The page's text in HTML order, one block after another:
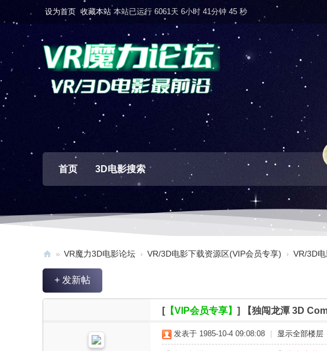
设为首页 收藏本站 本站已运行 6061天 6小时 41分钟 46 秒
首页 3D电影搜索
V
» VR魔力3D电影论坛 › VR/3D电影下载资源区(VIP会员专享) › VR/3D
+ 发新帖
[【VIP会员专享】 ] 【独闯龙潭 3D
发表于 1985-10-4 09:08:08 显示全部楼层